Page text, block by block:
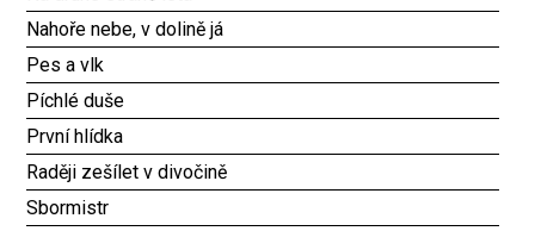
Nahoře nebe, v dolině já
Pes a vlk
Píchlé duše
První hlídka
Raději zešílet v divočině
Sbormistr